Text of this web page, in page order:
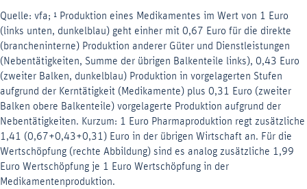
Quelle: vfa; ¹ Produktion eines Medikamentes im Wert von 1 Euro
(links unten, dunkelblau) geht einher mit 0,67 Euro für die direkte
(brancheninterne) Produktion anderer Güter und Dienstleistungen
(Nebentätigkeiten, Summe der übrigen Balkenteile links), 0,43 Euro
(zweiter Balken, dunkelblau) Produktion in vorgelagerten Stufen
aufgrund der Kerntätigkeit (Medikamente) plus 0,31 Euro (zweiter
Balken obere Balkenteile) vorgelagerte Produktion aufgrund der
Nebentätigkeiten. Kurzum: 1 Euro Pharmaproduktion regt zusätzliche
1,41 (0,67+0,43+0,31) Euro in der übrigen Wirtschaft an. Für die
Wertschöpfung (rechte Abbildung) sind es analog zusätzliche 1,99
Euro Wertschöpfung je 1 Euro Wertschöpfung in der
Medikamentenproduktion.